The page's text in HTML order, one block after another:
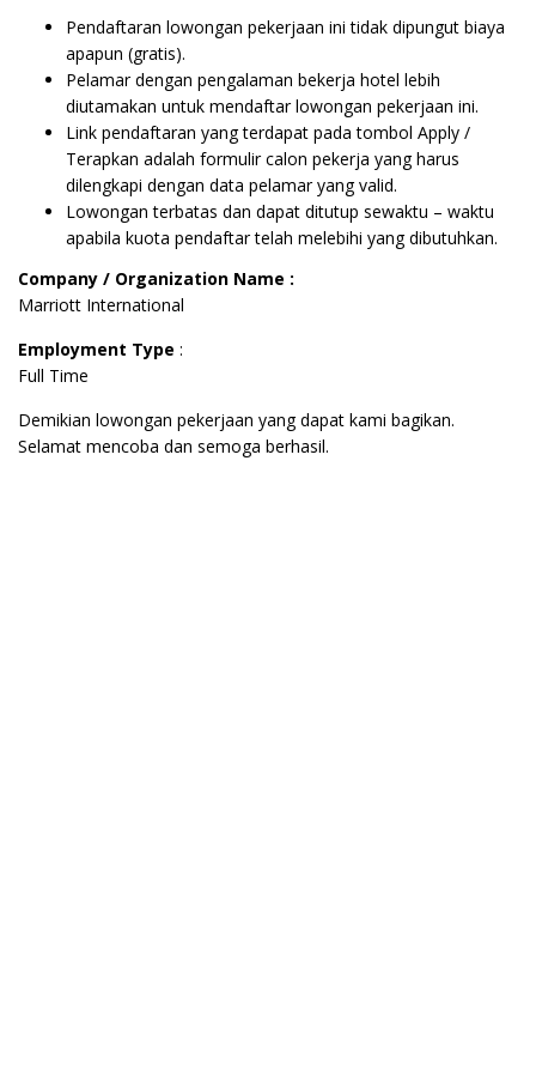
Pendaftaran lowongan pekerjaan ini tidak dipungut biaya
apapun (gratis).
Pelamar dengan pengalaman bekerja hotel lebih
diutamakan untuk mendaftar lowongan pekerjaan ini.
Link pendaftaran yang terdapat pada tombol Apply /
Terapkan adalah formulir calon pekerja yang harus
dilengkapi dengan data pelamar yang valid.
Lowongan terbatas dan dapat ditutup sewaktu – waktu
apabila kuota pendaftar telah melebihi yang dibutuhkan.
Company / Organization Name :
Marriott International
Employment Type :
Full Time
Demikian lowongan pekerjaan yang dapat kami bagikan.
Selamat mencoba dan semoga berhasil.